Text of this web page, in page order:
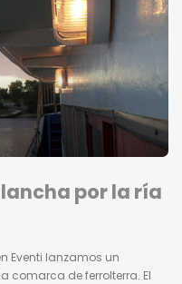
por la ría
Eventi lanzamos un
comarca de ferrolterra. El